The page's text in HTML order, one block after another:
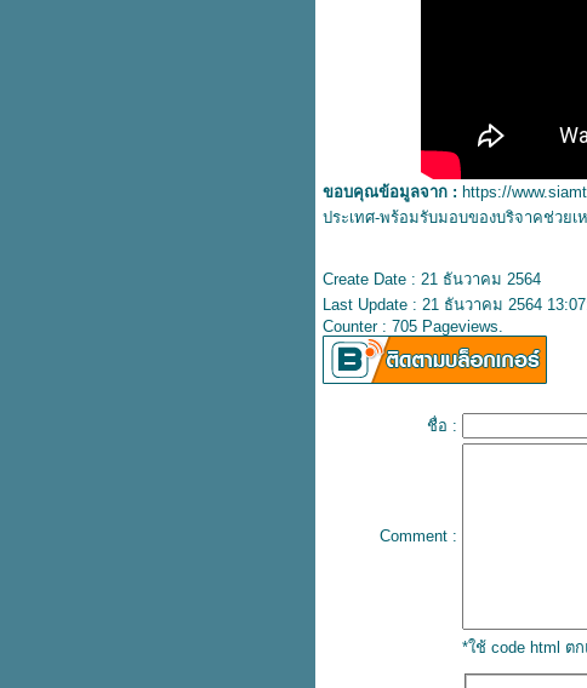
ขอบคุณข้อมูลจาก : https://
ประเทศ-พร้อมรับมอบของบริจาคช่วยเ
Create Date : 21 ธันวาคม 2564
Last Update : 21 ธันวาคม 2564
Counter : 705 Pageviews.
ชื่อ :
Comment :
*ใช้ code html ต